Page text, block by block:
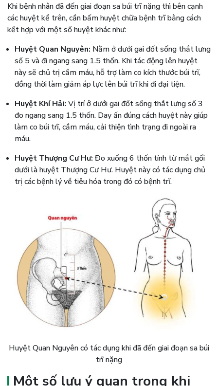
Khi bệnh nhân đã đến giai đoạn sa búi trĩ nặng thì bên cạnh
các huyệt kể trên, cần bấm huyệt chữa bệnh trĩ bằng cách
kết hợp với một số huyệt khác như:
Huyệt Quan Nguyên: Nằm ở dưới gai đốt sống thắt lưng
số 5 và đi ngang sang 1.5 thốn. Khi tác động lên huyệt
này sẽ chủ trị cầm máu, hỗ trợ làm co kích thước búi trĩ,
đồng thời làm giảm áp lực lên búi trĩ khi đi đại tiện.
Huyệt Khí Hải: Vị trí ở dưới gai đốt sống thắt lưng số 3
đo ngang sang 1.5 thốn. Day ấn đúng cách huyệt này giúp
làm co búi trĩ, cầm máu, cải thiện tình trạng đi ngoài ra
máu.
Huyệt Thượng Cư Hư: Đo xuống 6 thốn tính từ mắt gối
dưới là huyệt Thượng Cư Hư. Huyệt này có tác dụng chủ
trị các bệnh lý về tiêu hóa trong đó có bệnh trĩ.
Huyệt Quan Nguyên có tác dụng khi đã đến giai đoạn sa búi
trĩ nặng
Một số lưu ý quan trọng khi